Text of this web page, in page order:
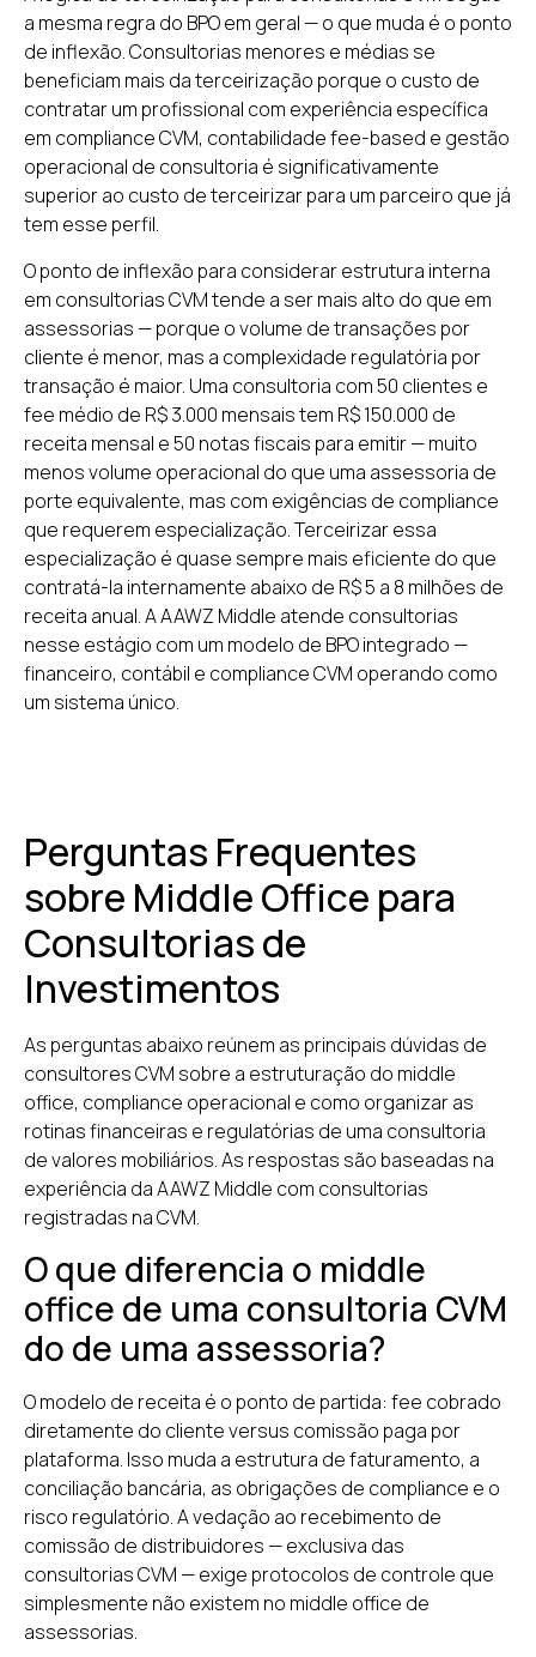
a mesma regra do BPO em geral — o que muda é o ponto
de inflexão. Consultorias menores e médias se
beneficiam mais da terceirização porque o custo de
contratar um profissional com experiência específica
em compliance CVM, contabilidade fee-based e gestão
operacional de consultoria é significativamente
superior ao custo de terceirizar para um parceiro que já
tem esse perfil.
O ponto de inflexão para considerar estrutura interna
em consultorias CVM tende a ser mais alto do que em
assessorias — porque o volume de transações por
cliente é menor, mas a complexidade regulatória por
transação é maior. Uma consultoria com 50 clientes e
fee médio de R$ 3.000 mensais tem R$ 150.000 de
receita mensal e 50 notas fiscais para emitir — muito
menos volume operacional do que uma assessoria de
porte equivalente, mas com exigências de compliance
que requerem especialização. Terceirizar essa
especialização é quase sempre mais eficiente do que
contratá-la internamente abaixo de R$ 5 a 8 milhões de
receita anual. A AAWZ Middle atende consultorias
nesse estágio com um modelo de BPO integrado —
financeiro, contábil e compliance CVM operando como
um sistema único.
A AAWZ
sua
Do credenciamento CVM ao plug
estrutura completa para fundar
investimento com a própria marca,
Agende seu diagnóstico
Perguntas Frequentes
sobre Middle Office para
Consultorias de
Investimentos
As perguntas abaixo reúnem as principais dúvidas de
consultores CVM sobre a estruturação do middle
office, compliance operacional e como organizar as
rotinas financeiras e regulatórias de uma consultoria
de valores mobiliários. As respostas são baseadas na
experiência da AAWZ Middle com consultorias
registradas na CVM.
O que diferencia o middle
office de uma consultoria CVM
do de uma assessoria?
O modelo de receita é o ponto de partida: fee cobrado
diretamente do cliente versus comissão paga por
plataforma. Isso muda a estrutura de faturamento, a
conciliação bancária, as obrigações de compliance e o
risco regulatório. A vedação ao recebimento de
comissão de distribuidores — exclusiva das
consultorias CVM — exige protocolos de controle que
simplesmente não existem no middle office de
assessorias.